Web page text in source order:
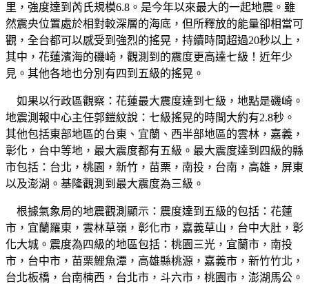
里，強度達到芮氏規模6.8。是今年以來最大的一起地震。雖
然震央位置處於相對較深層的海底，但所釋放的能量卻相當可
觀，全台都可以感受到強烈的搖晃，持續時間超過20秒以上，
其中，花蓮濱海的磯崎，觀測到的震度更高達七級！近年少
見。其他各地也分別有四到五級的搖晃。
如果以行政區觀察：花蓮最大震度達到七級，地點是磯崎。
地震測報中心主任郭鎧紋說：七級搖晃的時間大約有2.8秒。
其他包括東部地區的台東、宜蘭、西半部地區的雲林，嘉義，
彰化，台中等地，最大震度都有五級。最大震度達到四級的縣
市包括：台北，桃園，新竹，苗栗，南投，台南，高雄，屏東
以及澎湖。基隆觀測到最大震度為三級。
根據氣象局的地震觀測顯示：震度達到五級的包括：花蓮
市，宜蘭羅東，雲林草嶺，彰化市，嘉義草山，台中大肚，彰
化大城。震度為四級的地區包括：桃園三光，宜蘭市，南投
市，台中市，苗栗鯉魚潭，高雄縣桃源，嘉義市，新竹竹北，
台北板橋，台南楠西，台北市，斗六市，桃園市，澎湖馬公。